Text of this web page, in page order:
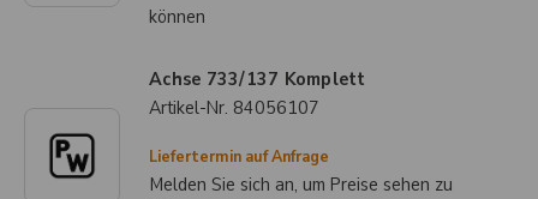
können
Achse 733/137 Komplett
Artikel-Nr. 84056107
Liefertermin auf Anfrage
Melden Sie sich an, um Preise sehen zu